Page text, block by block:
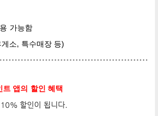
가능함
소, 특수매장 등)
트 앱의 할인 혜택
할인이 됩니다.